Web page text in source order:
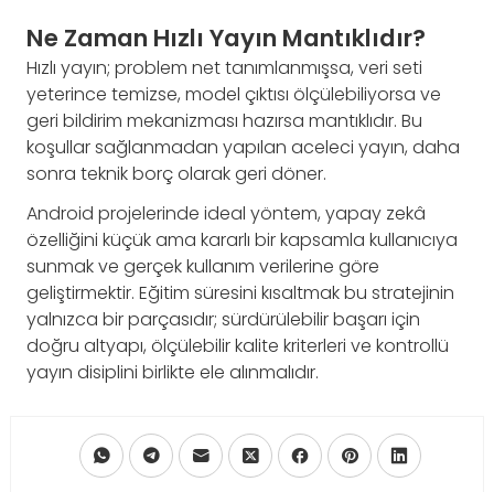
Ne Zaman Hızlı Yayın Mantıklıdır?
Hızlı yayın; problem net tanımlanmışsa, veri seti
yeterince temizse, model çıktısı ölçülebiliyorsa ve
geri bildirim mekanizması hazırsa mantıklıdır. Bu
koşullar sağlanmadan yapılan aceleci yayın, daha
sonra teknik borç olarak geri döner.
Android projelerinde ideal yöntem, yapay zekâ
özelliğini küçük ama kararlı bir kapsamla kullanıcıya
sunmak ve gerçek kullanım verilerine göre
geliştirmektir. Eğitim süresini kısaltmak bu stratejinin
yalnızca bir parçasıdır; sürdürülebilir başarı için
doğru altyapı, ölçülebilir kalite kriterleri ve kontrollü
yayın disiplini birlikte ele alınmalıdır.